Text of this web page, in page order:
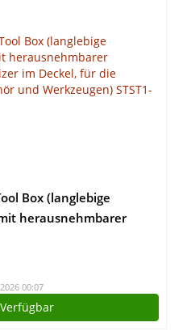
Box (langlebige
herausnehmbarer
im Deckel, für die
und Werkzeugen)
00:07